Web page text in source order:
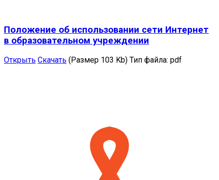
Положение об использовании сети Интернет
в образовательном учреждении
Открыть Скачать (Размер 103 Kb) Тип файла: pdf